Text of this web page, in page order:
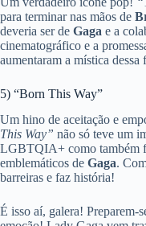
para terminar nas mãos de
deveria ser de Gaga e a
cinematográfico e a
aumentaram a mística
5) “Born This Way”
Um hino de aceitação e
This Way” não só teve um
LGBTQIA+ como também
emblemáticos de Gaga.
barreiras e faz história!
É isso aí, galera! Preparem-